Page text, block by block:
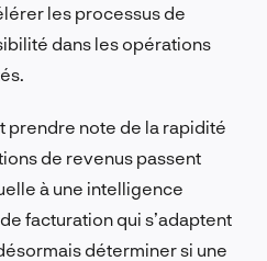
les processus de
dans les opérations
prendre note de la rapidité
de revenus passent
à une intelligence
facturation qui s’adaptent
déterminer si une